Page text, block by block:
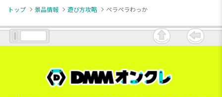
トップ 景品情報 遊び方攻略 ペラペラわっか